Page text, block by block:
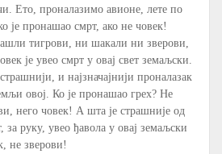
Ето, проналазимо авионе, лете по
је пронашао смрт, ако не човек!
тигрови, ни шакали ни зверови,
је увео смрт у овај свет земаљски.
и најзначајнији проналазак
овој. Ко је пронашао грех? Не
него човек! А шта је страшније од
за руку, увео ђавола у овај земаљски
не зверови!